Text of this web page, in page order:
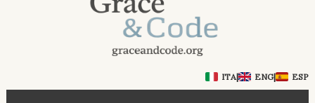
ITA| ENG| ESP